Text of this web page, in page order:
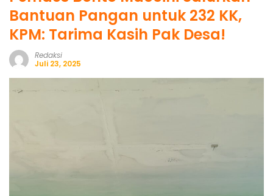
Bantuan Pangan untuk 232 KK,
KPM: Tarima Kasih Pak Desa!
Redaksi
Juli 23, 2025